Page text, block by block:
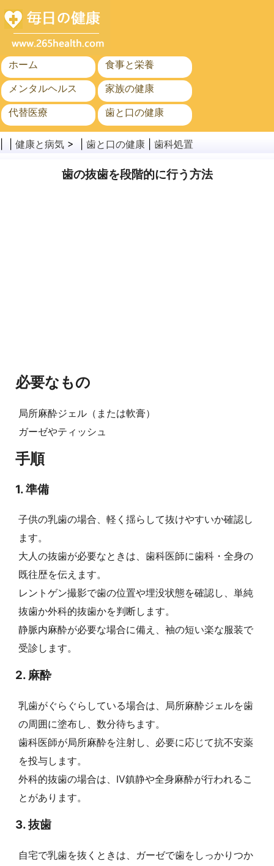
ホーム
食事と栄養
メンタルヘルス
家族の健康
代替医療
歯と口の健康
がん
公衆衛生
健康と病気 > | 歯と口の健康 歯科処置
歯の抜歯を段階的に行う方法
必要なもの
局所麻酔ジェル（または軟膏）
ガーゼやティッシュ
手順
1. 準備
子供の乳歯の場合、軽く揺らして抜けやすいか確認し
ます。
大人の抜歯が必要なときは、歯科医師に歯科・全身の
既往歴を伝えます。
レントゲン撮影で歯の位置や埋没状態を確認し、単純
抜歯か外科的抜歯かを判断します。
静脈内麻酔が必要な場合に備え、袖の短い楽な服装で
受診します。
2. 麻酔
乳歯がぐらぐらしている場合は、局所麻酔ジェルを歯
の周囲に塗布し、数分待ちます。
歯科医師が局所麻酔を注射し、必要に応じて抗不安薬
を投与します。
外科的抜歯の場合は、IV鎮静や全身麻酔が行われるこ
とがあります。
3. 抜歯
自宅で乳歯を抜くときは、ガーゼで歯をしっかりつか